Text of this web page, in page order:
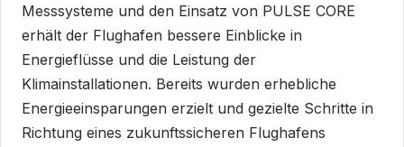
Messsysteme und den Einsatz von PULSE CORE
erhält der Flughafen bessere Einblicke in
Energieflüsse und die Leistung der
Klimainstallationen. Bereits wurden erhebliche
Energieeinsparungen erzielt und gezielte Schritte in
Richtung eines zukunftssicheren Flughafens